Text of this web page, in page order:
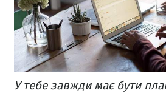
У тебе завжди має бути